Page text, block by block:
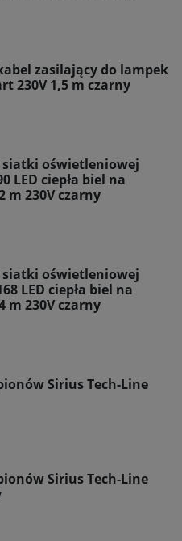
zasilający do lampek
230V 1,5 m czarny
oświetleniowej
LED ciepła biel na
m 230V czarny
oświetleniowej
LED ciepła biel na
m 230V czarny
Sirius Tech-Line
Sirius Tech-Line